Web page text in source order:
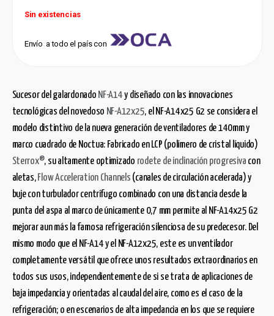
Sin existencias
Envío a todo el país con
Sucesor del galardonado NF-A14y diseñado con las innovaciones
tecnológicas del novedoso NF-A12x25, el NF-A14x25 G2 se considera el
modelo distintivo de la nueva generación de ventiladores de 140mm y
marco cuadrado de Noctua: Fabricado en LCP (polímero de cristal líquido)
Sterrox®, su altamente optimizado rodete de inclinación progresiva con
aletas, Flow Acceleration Channels (canales de circulación acelerada) y
buje con turbulador centrífugo combinado con una distancia desde la
punta del aspa al marco de únicamente 0,7 mm permite al NF-A14x25 G2
mejorar aun más la famosa refrigeración silenciosa de su predecesor. Del
mismo modo que el NF-A14 y el NF-A12x25, este es un ventilador
completamente versátil que ofrece unos resultados extraordinarios en
todos sus usos, independientemente de si se trata de aplicaciones de
baja impedancia y orientadas al caudal del aire, como es el caso de la
refrigeración; o en escenarios de alta impedancia en los que se requiere